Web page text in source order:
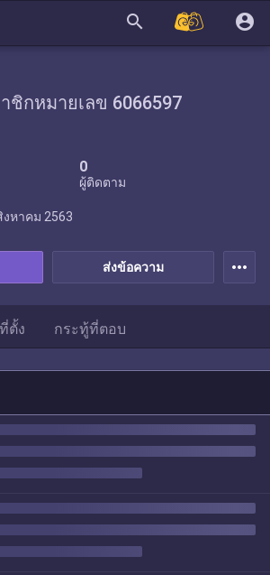
search account_circle
ชิกหมายเลข 6066597
0
ผู้ติดตาม
ส่งข้อความ
งหาคม 2563
more_horiz
ตั้ง กระทู้ที่ตอบ